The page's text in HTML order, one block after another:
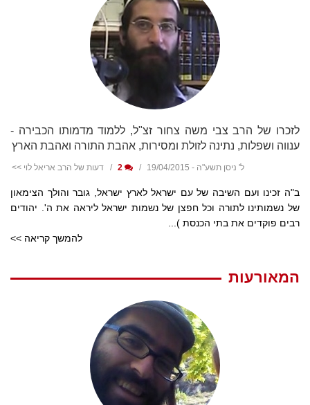
לזכרו של הרב צבי משה צחור זצ"ל, ללמוד מדמותו הכבירה -
ענווה ושפלות, נתינה לזולת ומסירות, אהבת התורה ואהבת הארץ
ל' ניסן תשע"ה - 19/04/2015 דעות של הרב אריאל לוי >>
ב"ה זכינו ועם השיבה של עם ישראל לארץ ישראל, גובר והולך הצימאון
של נשמותינו לתורה וכל חפצן של נשמות ישראל ליראה את ה'. יהודים
רבים פוקדים את בתי הכנסת )...
להמשך קריאה >>
המאורעות